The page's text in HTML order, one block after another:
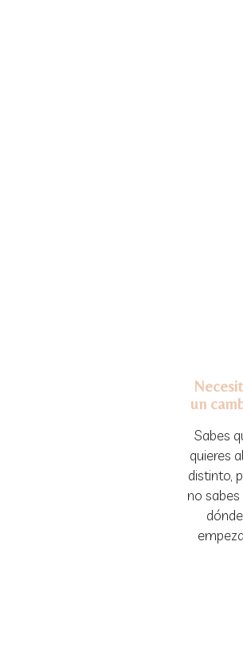
un
Sabes
quieres
distinto,
no
dónde